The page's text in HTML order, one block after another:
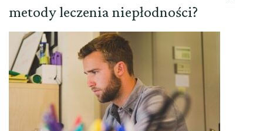
metody leczenia niepłodności?